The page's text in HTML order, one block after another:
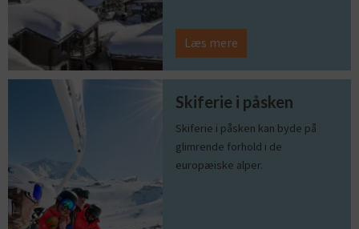
Læs mere
Skiferie i påsken
Skiferie i påsken kan byde på
glimrende forhold i de
europæiske alper.